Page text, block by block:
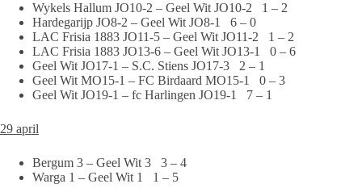
Wykels Hallum JO10-2 – Geel Wit JO10-2 1 – 2
Hardegarijp JO8-2 – Geel Wit JO8-1 6 – 0
LAC Frisia 1883 JO11-5 – Geel Wit JO11-2 1 – 2
LAC Frisia 1883 JO13-6 – Geel Wit JO13-1 0 – 6
Geel Wit JO17-1 – S.C. Stiens JO17-3 2 – 1
Geel Wit MO15-1 – FC Birdaard MO15-1 0 – 3
Geel Wit JO19-1 – fc Harlingen JO19-1 7 – 1
29 april
Bergum 3 – Geel Wit 3 3 – 4
Warga 1 – Geel Wit 1 1 – 5